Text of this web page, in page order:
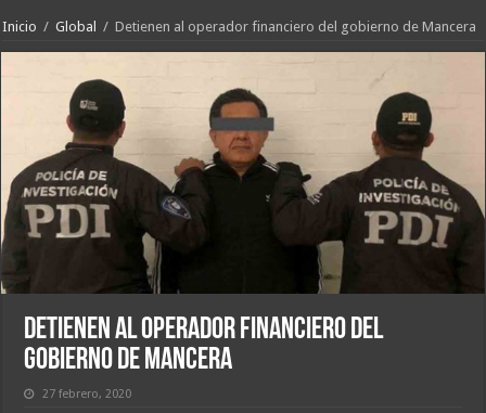
Inicio / Global / Detienen al operador financiero del gobierno de Mancera
Detienen al operador financiero del
gobierno de Mancera
27 febrero, 2020